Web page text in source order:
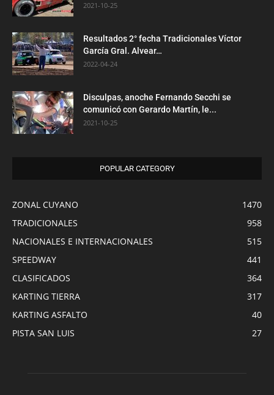
2021-10-25
Resultados 2° fecha Tradicionales Víctor
García Gral. Alvear…
2022-04-24
Disculpas, anoche Fernando Secchi se
comunicó con Gerardo Martín, le...
2021-10-25
POPULAR CATEGORY
ZONAL CUYANO
1470
TRADICIONALES
958
NACIONALES E INTERNACIONALES
515
SPEEDWAY
441
CLASIFICADOS
364
KARTING TIERRA
317
KARTING ASFALTO
40
PISTA SAN LUIS
27